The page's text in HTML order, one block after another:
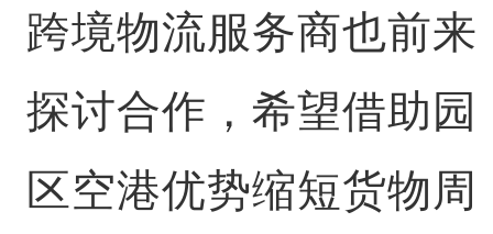
跨境物流服务商也前来
探讨合作，希望借助园
区空港优势缩短货物周